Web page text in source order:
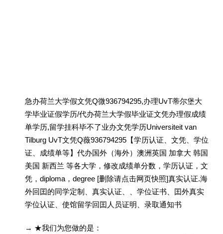
急办荷兰大学假文凭Q微936794295,办理UvT蒂尔堡大
学毕业证假学历/代办荷兰大学假毕业证文凭办理假成绩
单学历,留学挂科毕不了业办文凭学历Universiteit van
Tilburg UvT文凭Q薇936794295【学历认证、文凭、学位
证、成绩单等】代办国外（海外）澳洲英国 加拿大 韩国
美国 新西兰 等各大学，修改成绩单分数，学历认证，文
凭，diploma，degree [删除请点击网页快照]真实认证.海
外回囯的同学定制、真实认证、、学位证书、囯外真实
学位认证、使馆留学回囯人员证明、录取通知书
→ ★我们为您做的是：